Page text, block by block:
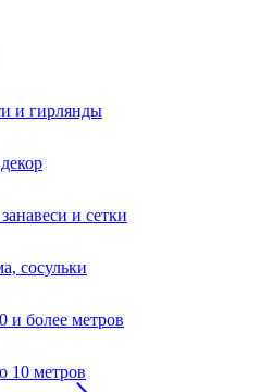
и гирлянды
и сетки
сосульки
и более метров
10 метров